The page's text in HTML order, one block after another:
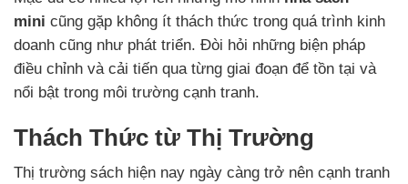
mini cũng gặp không ít thách thức trong quá trình kinh
doanh cũng như phát triển. Đòi hỏi những biện pháp
điều chỉnh và cải tiến qua từng giai đoạn để tồn tại và
nổi bật trong môi trường cạnh tranh.
Thách Thức từ Thị Trường
Thị trường sách hiện nay ngày càng trở nên cạnh tranh